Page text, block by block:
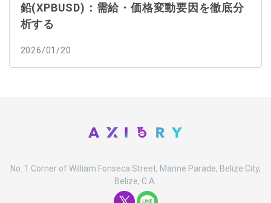
鉛(XPBUSD)：需給・価格変動要因を徹底分
析する
2026/01/20
No. 1 Corner of William Fonseca Street, Marine Parade, Belize City,
Belize, C.A.